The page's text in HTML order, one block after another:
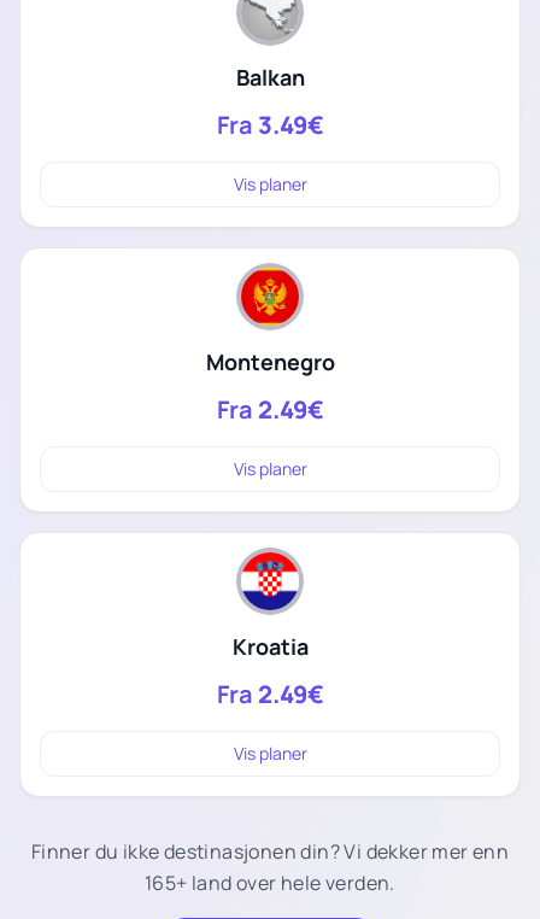
Balkan
Fra 3.49€
Vis planer
Montenegro
Fra 2.49€
Vis planer
Kroatia
Fra 2.49€
Vis planer
Finner du ikke destinasjonen din? Vi dekker mer enn
165+ land over hele verden.